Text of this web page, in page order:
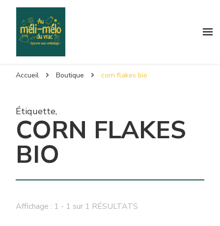
Accueil Boutique corn flakes bio
Étiquette,
CORN FLAKES
BIO
Affichage : 1 - 1 sur 1 RÉSULTATS